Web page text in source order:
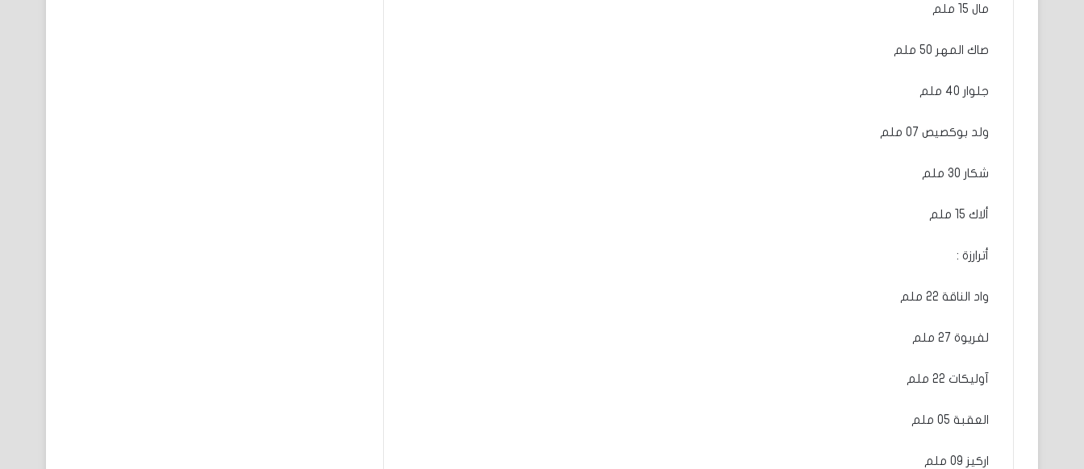
مال 15 ملم
صاك المهر 50 ملم
جلوار 40 ملم
ولد بوكصيص 07 ملم
شكار 30 ملم
ألاك 15 ملم
أترارزة :
واد الناقة 22 ملم
لفريوة 27 ملم
آوليكات 22 ملم
العقبة 05 ملم
اركيز 09 ملم